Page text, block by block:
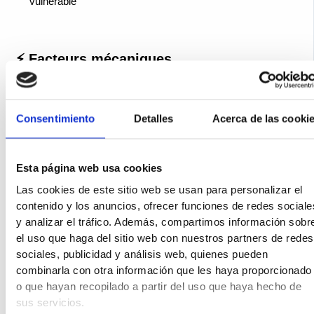
Consentimiento Detalles Acerca de las
Esta página web usa cookies
Las cookies de este sitio web se usan para personalizar el
contenido y los anuncios, ofrecer funciones de redes
y analizar el tráfico. Además, compartimos información
el uso que haga del sitio web con nuestros partners de redes
sociales, publicidad y análisis web, quienes pueden
combinarla con otra información que les haya proporcionado
o que hayan recopilado a partir del uso que haya hecho de
sus servicios.
⚡ Facteurs mécaniques
têtes métatarsiennes
Surcharge sportive— les sports d’impact (course,
tennis, saut) sans semelle adaptée peuvent précipiter la
maladie
En somme, la maladie de Freiberg survient lorsqu’un os
anatomiquement vulnérable subit une charge mécanique
excessive qui dépasse sa capacité de réparation vasculaire.